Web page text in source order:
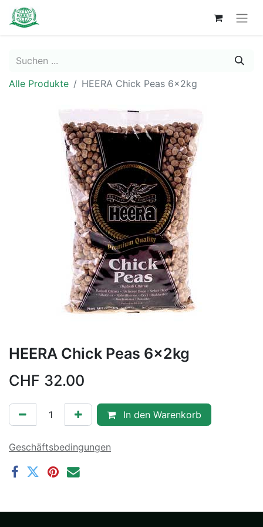
Alle Produkte HEERA Chick Peas 6x2kg
HEERA Chick Peas 6x2kg
CHF 32.00
In den Warenkorb
Geschäftsbedingungen